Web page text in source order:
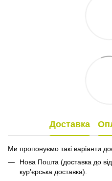
Доставка
Ми пропонуємо такі варіанти
Нова Пошта (доставка до
кур’єрська доставка).